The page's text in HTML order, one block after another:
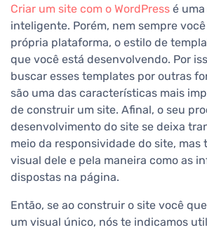
Criar um site com o WordPress é
inteligente. Porém, nem sempre
própria plataforma, o estilo de
que você está desenvolvendo. Por
buscar esses templates por outras
são uma das características mais
de construir um site. Afinal, o seu
desenvolvimento do site se deixa
meio da responsividade do site, mas
visual dele e pela maneira como as
dispostas na página.
Então, se ao construir o site você
um visual único, nós te indicamos